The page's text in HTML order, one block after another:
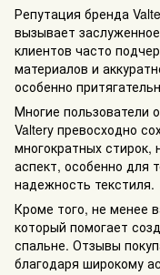
Репутация бренда
вызывает
клиентов часто
материалов и
особенно
Многие пользователи
Valtery превосходно
многократных
аспект, особенно для
надежность текстиля.
Кроме того, не менее
который помогает
спальне. Отзывы
благодаря широкому